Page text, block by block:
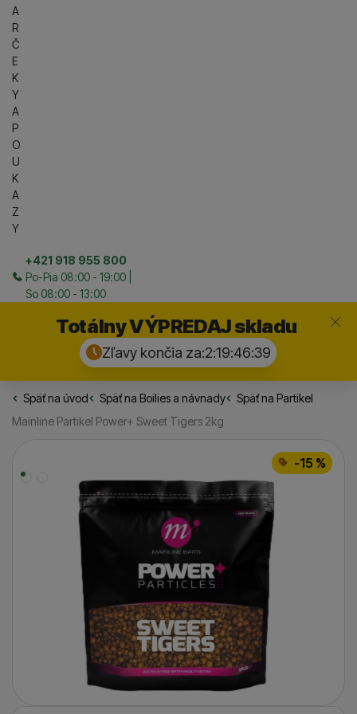
A
R
Č
E
K
Y
A
P
O
U
K
A
Z
Y
+421 918 955 800
Po-Pia 08:00 - 19:00 |
So 08:00 - 13:00
Totálny VÝPREDAJ skladu
Zľavy končia za:2:19:46:38
Zavrieť
Späť na úvodRybarske.sk
Späť na Boilies a návnady Späť na Partikel
Mainline Partikel Power+ Sweet Tigers 2kg
-15 %